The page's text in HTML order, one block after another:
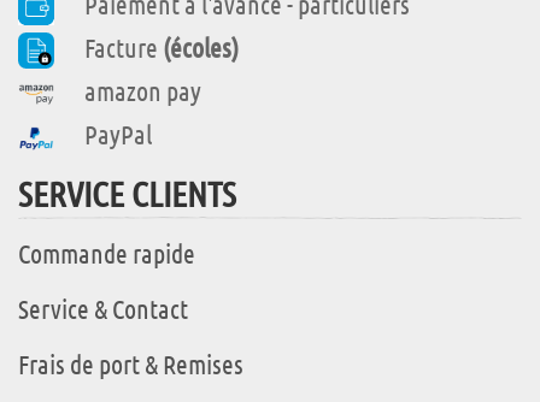
Facture (écoles)
amazon pay
PayPal
SERVICE CLIENTS
Commande rapide
Service & Contact
Frais de port & Remises